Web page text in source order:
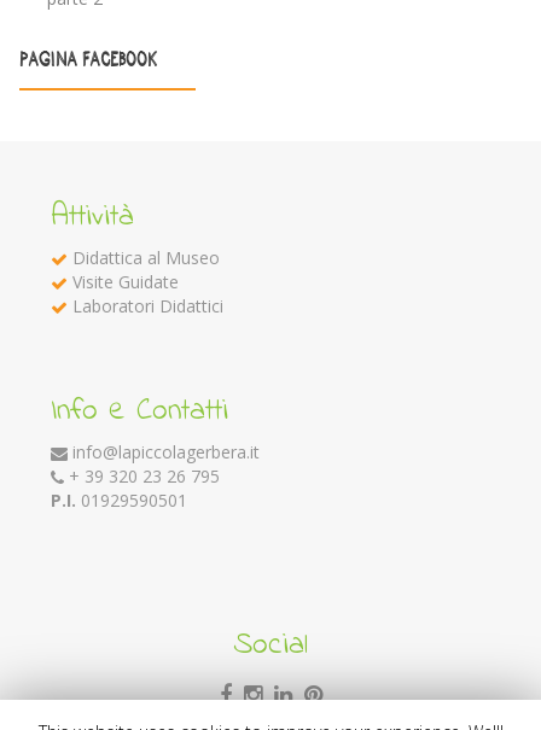
PAGINA FACEBOOK
Attività
Didattica al Museo
Visite Guidate
Laboratori Didattici
Info e Contatti
info@lapiccolagerbera.it
+ 39 320 23 26 795
P.I. 01929590501
Social